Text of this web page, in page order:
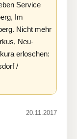
Service
Im
Nicht mehr
Neu-
erloschen:
/
20.11.2017